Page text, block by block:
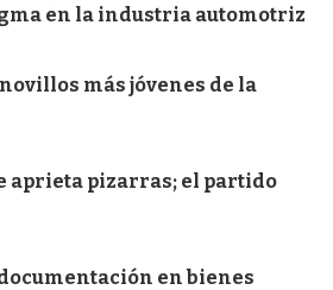
en la industria automotriz
más jóvenes de la
aprieta pizarras; el partido
en bienes